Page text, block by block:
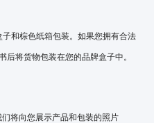
和棕色纸箱包装。如果您拥有合法
将货物包装在您的品牌盒子中。
将向您展示产品和包装的照片